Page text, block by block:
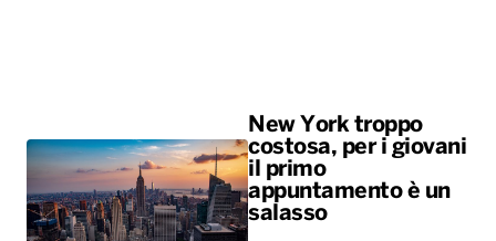
New York troppo
costosa, per i giovani
il primo
appuntamento è un
salasso